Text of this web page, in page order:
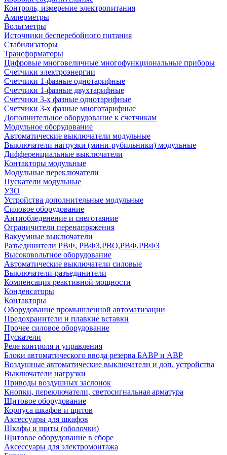
Контроль, измерение электропитания
Амперметры
Вольтметры
Источники бесперебойного питания
Стабилизаторы
Трансформаторы
Цифровые многовеличные многофункциональные приборы
Счетчики электроэнергии
Счетчики 1-фазные однотарифные
Счетчики 1-фазные двухтарифные
Счетчики 3-х фазные однотарифные
Счетчики 3-х фазные многотарифные
Дополнительное оборудование к счетчикам
Модульное оборудование
Автоматические выключатели модульные
Выключатели нагрузки (мини-рубильники) модульные
Дифференциальные выключатели
Контакторы модульные
Модульные переключатели
Пускатели модульные
УЗО
Устройства дополнительные модульные
Силовое оборудование
Антиобледенение и снеготаяние
Ограничители перенапряжения
Вакуумные выключатели
Разъединители РВФ, РВФЗ,РВО,РВФ,РВФЗ
Высоковольтное оборудование
Автоматические выключатели cиловые
Выключатели-разъединители
Компенсация реактивной мощности
Конденсаторы
Контакторы
Оборудование промышленной автоматизации
Предохранители и плавкие вставки
Прочее силовое оборудование
Пускатели
Реле контроля и управления
Блоки автоматического ввода резерва БАВР и АВР
Воздушные автоматические выключатели и доп. устройства
Выключатели нагрузки
Приводы воздушных заслонок
Кнопки, переключатели, светосигнальная арматура
Щитовое оборудование
Корпуса шкафов и щитов
Аксессуары для шкафов
Шкафы и щиты (оболочки)
Щитовое оборудование в сборе
Аксессуары для электромонтажа